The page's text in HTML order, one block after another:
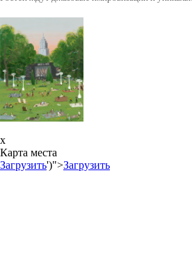
x
Карта места
Загрузить')">Загрузить